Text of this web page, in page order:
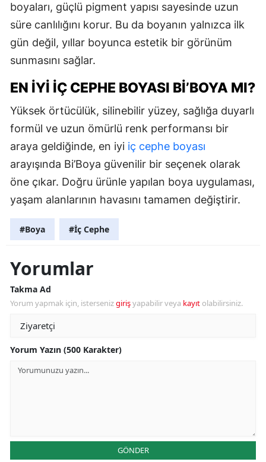
boyaları, güçlü pigment yapısı sayesinde uzun
süre canlılığını korur. Bu da boyanın yalnızca ilk
gün değil, yıllar boyunca estetik bir görünüm
sunmasını sağlar.
EN İYI İÇ CEPHE BOYASI BI’BOYA MI?
Yüksek örtücülük, silinebilir yüzey, sağlığa duyarlı
formül ve uzun ömürlü renk performansı bir
araya geldiğinde, en iyi iç cephe boyası
arayışında Bi’Boya güvenilir bir seçenek olarak
öne çıkar. Doğru ürünle yapılan boya uygulaması,
yaşam alanlarının havasını tamamen değiştirir.
#Boya #İç Cephe
Yorumlar
Takma Ad
Yorum yapmak için, istersenizgirişyapabilir veya kayıt olabilirsiniz.
Yorum Yazın (500 Karakter)
GÖNDER